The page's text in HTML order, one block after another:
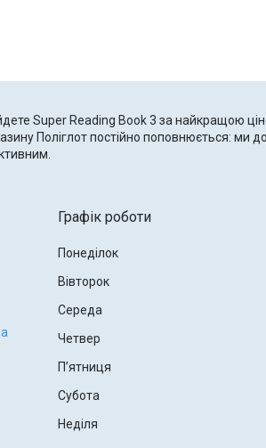
Super Reading Book 3 за найкращою
Поліглот постійно поповнюється: ми
Графік роботи
Понеділок
Вівторок
Середа
Четвер
Пʼятниця
Субота
Неділя